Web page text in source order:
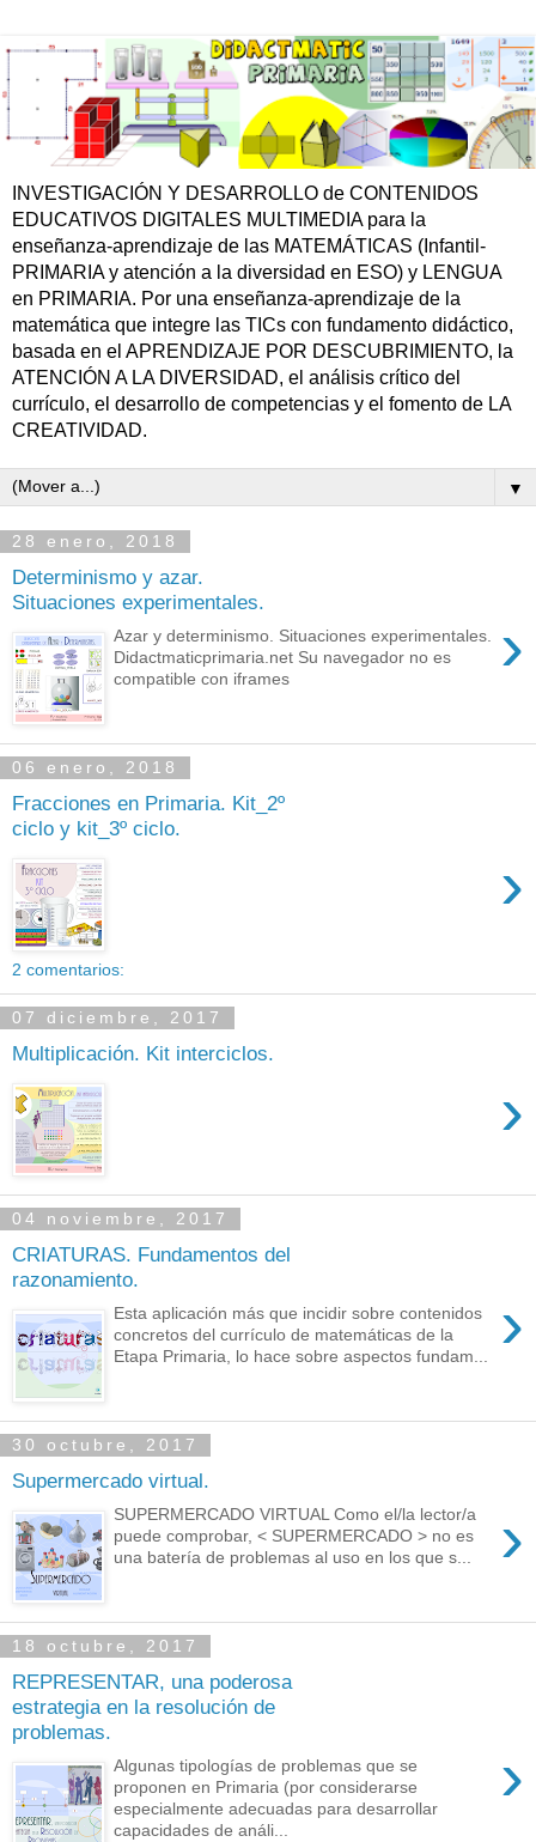
INVESTIGACIÓN Y DESARROLLO de CONTENIDOS
EDUCATIVOS DIGITALES MULTIMEDIA para la
enseñanza-aprendizaje de las MATEMÁTICAS (Infantil-
PRIMARIA y atención a la diversidad en ESO) y LENGUA
en PRIMARIA. Por una enseñanza-aprendizaje de la
matemática que integre las TICs con fundamento didáctico,
basada en el APRENDIZAJE POR DESCUBRIMIENTO, la
ATENCIÓN A LA DIVERSIDAD, el análisis crítico del
currículo, el desarrollo de competencias y el fomento de LA
CREATIVIDAD.
▼
28 enero, 2018
Determinismo y azar.
Situaciones experimentales.
›
Azar y determinismo. Situaciones experimentales.
Didactmaticprimaria.net Su navegador no es
compatible con iframes
06 enero, 2018
Fracciones en Primaria. Kit_2º
ciclo y kit_3º ciclo.
›
2 comentarios:
07 diciembre, 2017
Multiplicación. Kit interciclos.
›
04 noviembre, 2017
CRIATURAS. Fundamentos del
razonamiento.
›
Esta aplicación más que incidir sobre contenidos
concretos del currículo de matemáticas de la
Etapa Primaria, lo hace sobre aspectos fundam...
30 octubre, 2017
Supermercado virtual.
›
SUPERMERCADO VIRTUAL Como el/la lector/a
puede comprobar, < SUPERMERCADO > no es
una batería de problemas al uso en los que s...
18 octubre, 2017
REPRESENTAR, una poderosa
estrategia en la resolución de
problemas.
›
Algunas tipologías de problemas que se
proponen en Primaria (por considerarse
especialmente adecuadas para desarrollar
capacidades de análi...